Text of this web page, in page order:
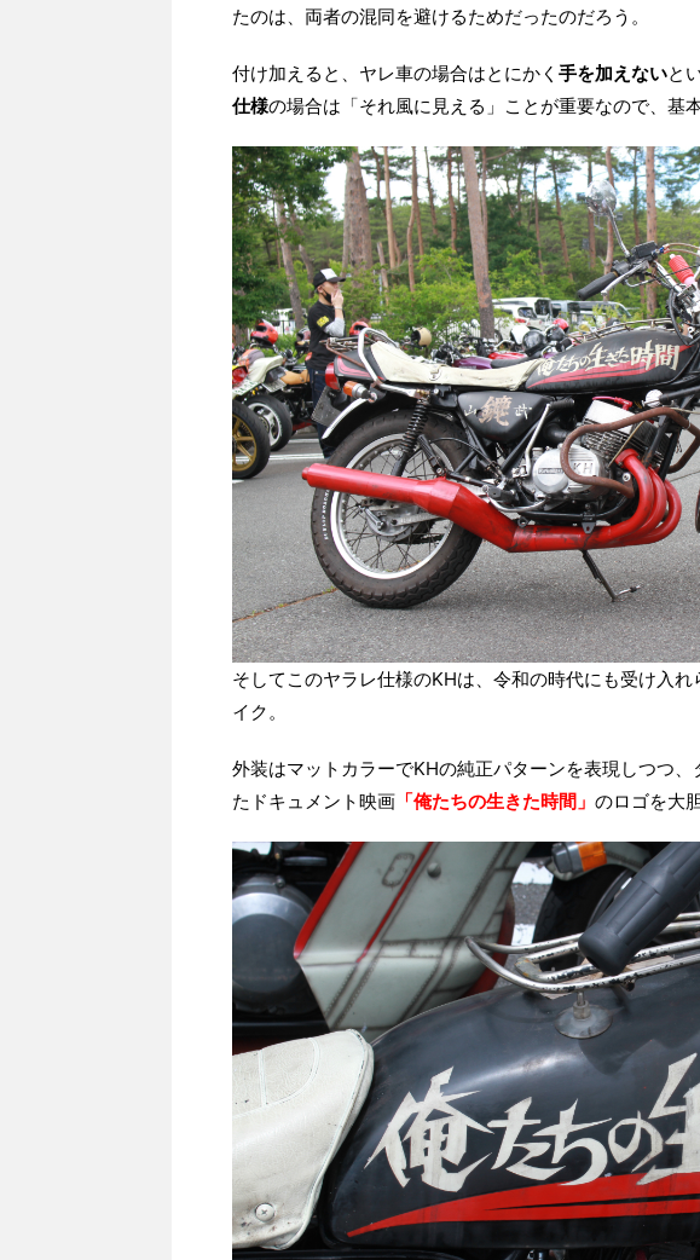
たのは、両者の混同を避けるためだったのだろう。
付け加えると、ヤレ車の場合はとにかく 手を加えないと
仕様の場合は「それ風に見える」ことが重要なので、基
そしてこのヤラレ仕様のKHは、令和の時代にも受け入れ
イク。
外装はマットカラーでKHの純正パターンを表現しつつ
たドキュメント映画 「俺たちの生きた時間」 のロゴを大